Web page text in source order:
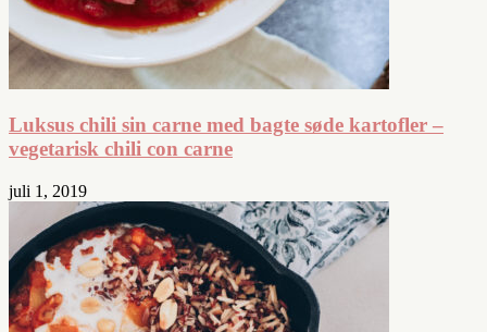
Luksus chili sin carne med bagte søde kartofler –
vegetarisk chili con carne
juli 1, 2019